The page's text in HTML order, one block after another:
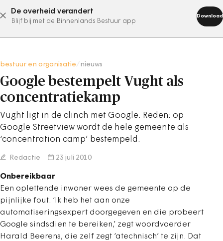
De overheid verandert
Blijf bij met de Binnenlands Bestuur app
Download
abonneer nu
bestuur en organisatie nieuws
Google bestempelt Vught als
concentratiekamp
Vught ligt in de clinch met Google. Reden: op
Google Streetview wordt de hele gemeente als
‘concentration camp’ bestempeld.
Redactie 23 juli 2010
Onbereikbaar
Een oplettende inwoner wees de gemeente op de
pijnlijke fout. ‘Ik heb het aan onze
automatiseringsexpert doorgegeven en die probeert
Google sindsdien te bereiken,’ zegt woordvoerder
Harald Beerens, die zelf zegt ‘atechnisch’ te zijn. Dat